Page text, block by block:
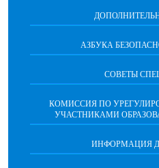
АЗБУКА
СОВЕТЫ
КОМИССИЯ ПО
УЧАСТНИКАМИ
ИНФОРМАЦИЯ